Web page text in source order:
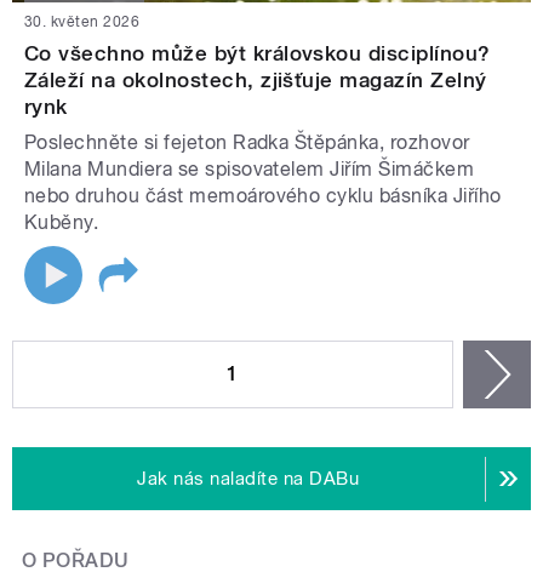
30. květen 2026
Co všechno může být královskou disciplínou?
Záleží na okolnostech, zjišťuje magazín Zelný
rynk
Poslechněte si fejeton Radka Štěpánka, rozhovor
Milana Mundiera se spisovatelem Jiřím Šimáčkem
nebo druhou část memoárového cyklu básníka Jiřího
Kuběny.
1
Jak nás naladíte na DABu
O POŘADU